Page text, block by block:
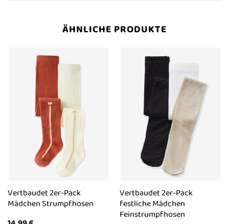
ÄHNLICHE PRODUKTE
Vertbaudet 2er-Pack
Mädchen Strumpfhosen
Vertbaudet 2er-Pack
festliche Mädchen
Feinstrumpfhosen